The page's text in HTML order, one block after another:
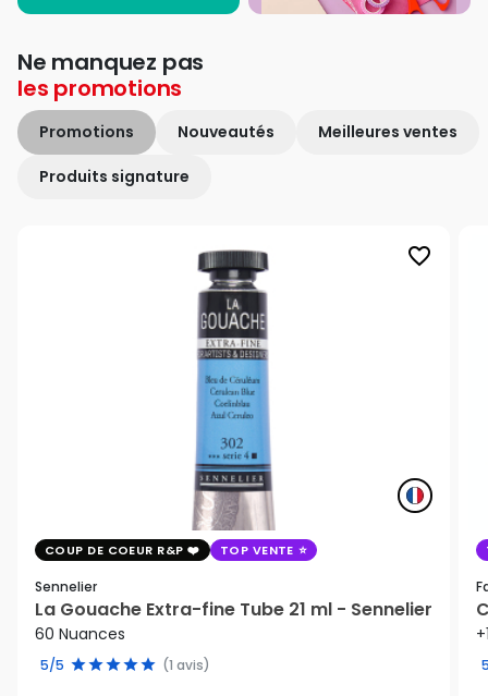
Ne manquez pas
les promotions
Promotions Nouveautés Meilleures ventes
Produits signature
favorite_border
COUP DE COEUR R&P TOP VENTE
Sennelier
La Gouache Extra-fine Tube 21 ml - Sennelier
60 Nuances
5/5 (1 avis)